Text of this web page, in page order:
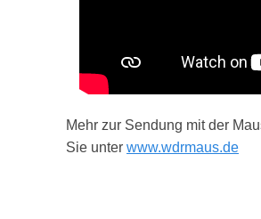
Mehr zur Sendung mit der
Sie unter www.wdrmaus.de